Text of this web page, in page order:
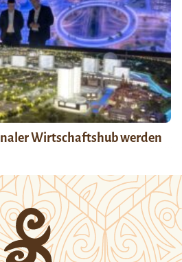
Wirtschaftshub werden